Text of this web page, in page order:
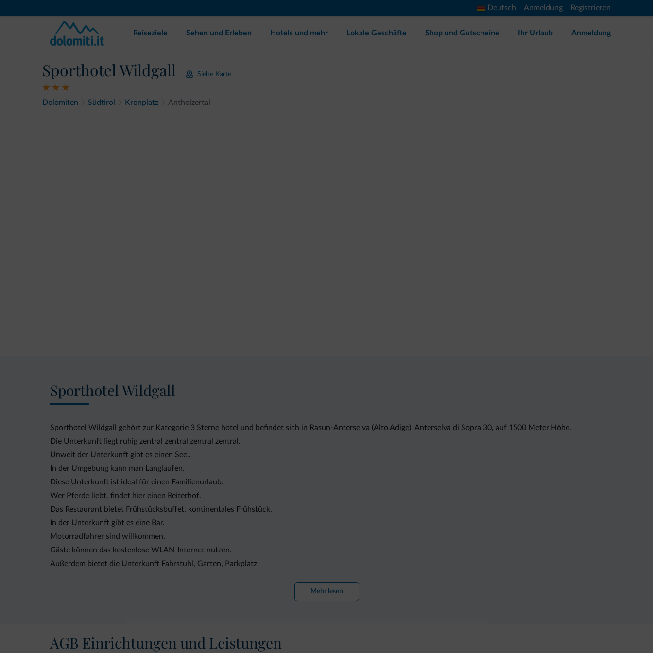
Deutsch Anmeldung Registrieren
Reiseziele Sehen und Erleben Hotels und mehr Lokale Geschäfte Shop und Gutscheine Ihr Urlaub Anmeldung
Sporthotel Wildgall Siehe Karte
Dolomiten Südtirol Kronplatz Antholzertal
Sporthotel Wildgall
Sporthotel Wildgall gehört zur Kategorie 3 Sterne hotel und befindet sich in Rasun-Anterselva (Alto Adige), Anterselva di Sopra 30, auf 1500 Meter Höhe.
Die Unterkunft liegt ruhig zentral zentral zentral zentral.
Unweit der Unterkunft gibt es einen See..
In der Umgebung kann man Langlaufen.
Diese Unterkunft ist ideal für einen Familienurlaub.
Wer Pferde liebt, findet hier einen Reiterhof.
Das Restaurant bietet Frühstücksbuffet, kontinentales Frühstück.
In der Unterkunft gibt es eine Bar.
Motorradfahrer sind willkommen.
Gäste können das kostenlose WLAN-Internet nutzen.
Außerdem bietet die Unterkunft Fahrstuhl, Garten, Parkplatz.
Mehr lesen
AGB Einrichtungen und Leistungen